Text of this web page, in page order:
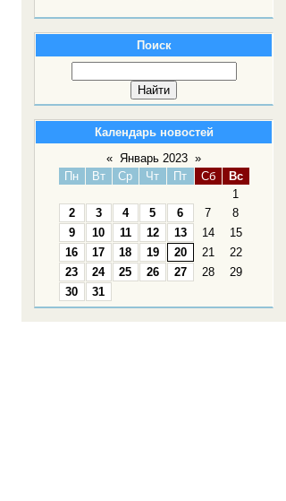
Поиск
Календарь новостей
« Январь 2023 »
Пн
Вт Ср Чт Пт Сб
Вс
1
2
3 4 5 6 7
8
9
10 11 12 13 14
15
16
17 18 19 20 21
22
23
24 25 26 27 28
29
30
31